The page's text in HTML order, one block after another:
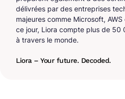
délivrées par des entreprises
majeures comme Microsoft,
ce jour, Liora compte plus de 50
à travers le monde.
Liora – Your future. Decoded.